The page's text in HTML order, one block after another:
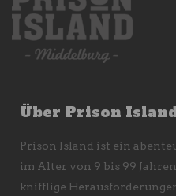
Über Prison
Prison Island ist ein
im Alter von 9 bis 99
knifflige